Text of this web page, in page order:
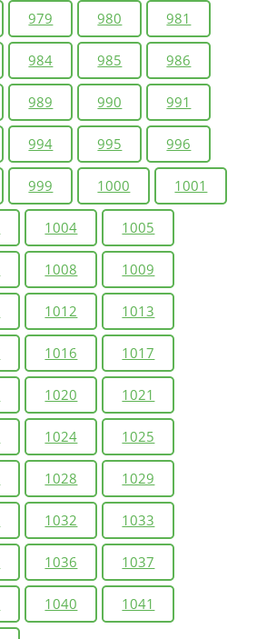
979 980 981
984 985 986
989 990 991
994 995 996
999 1000 1001
1004 1005
1008 1009
1012 1013
1016 1017
1020 1021
1024 1025
1028 1029
1032 1033
1036 1037
1040 1041